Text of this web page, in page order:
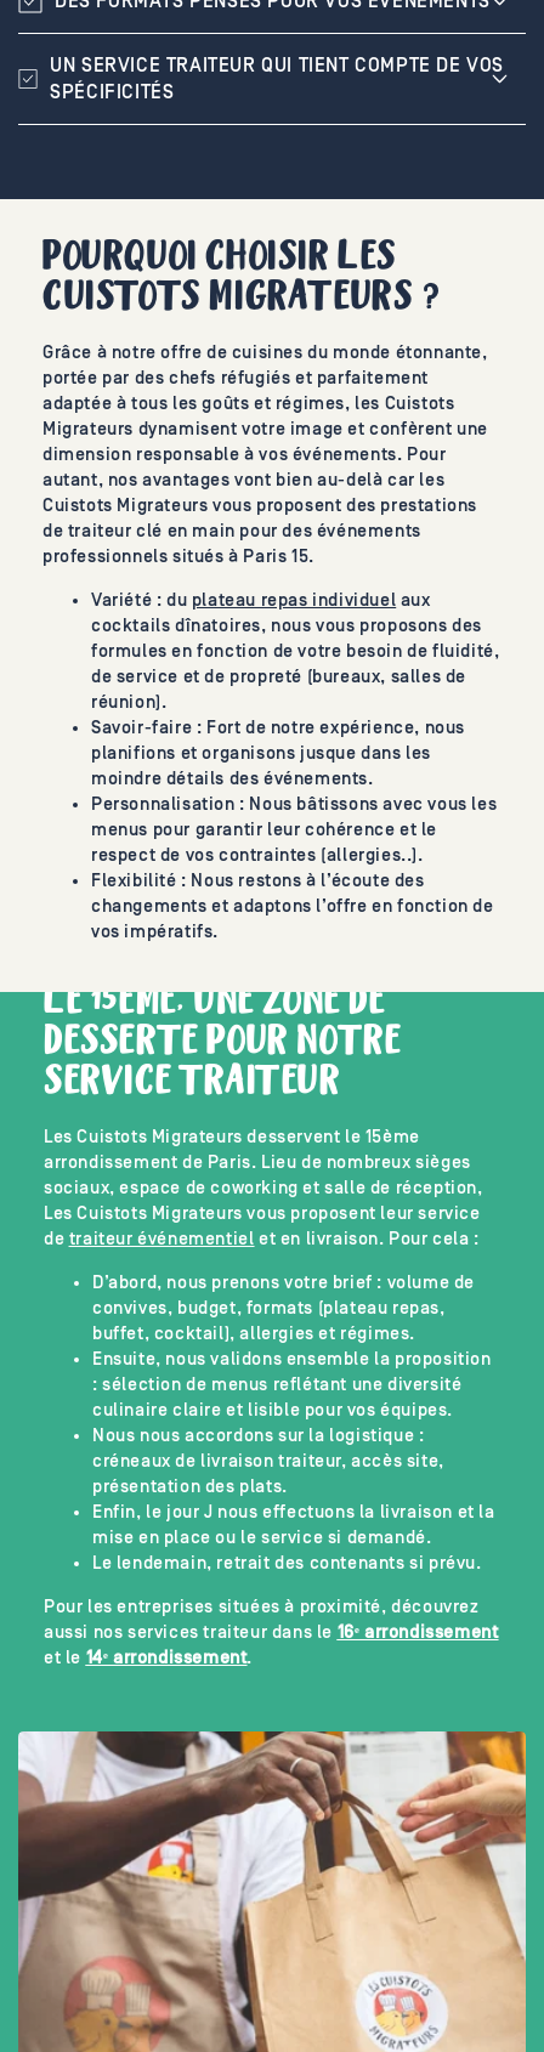
UN SERVICE TRAITEUR QUI TIENT COMPTE DE VOS
SPÉCIFICITÉS
POURQUOI CHOISIR LES
CUISTOTS MIGRATEURS ?
Grâce à notre offre de cuisines du monde étonnante,
portée par des chefs réfugiés et parfaitement
adaptée à tous les goûts et régimes, les Cuistots
Migrateurs dynamisent votre image et confèrent une
dimension responsable à vos événements. Pour
autant, nos avantages vont bien au-delà car les
Cuistots Migrateurs vous proposent des prestations
de traiteur clé en main pour des événements
professionnels situés à Paris 15.
Variété : du plateau repas individuel aux
cocktails dînatoires, nous vous proposons des
formules en fonction de votre besoin de fluidité,
de service et de propreté (bureaux, salles de
réunion).
Savoir-faire : Fort de notre expérience, nous
planifions et organisons jusque dans les
moindre détails des événements.
Personnalisation : Nous bâtissons avec vous les
menus pour garantir leur cohérence et le
respect de vos contraintes (allergies..).
Flexibilité : Nous restons à l’écoute des
changements et adaptons l’offre en fonction de
vos impératifs.
LE 15ÈME, UNE ZONE DE
DESSERTE POUR NOTRE
SERVICE TRAITEUR
Les Cuistots Migrateurs desservent le 15ème
arrondissement de Paris. Lieu de nombreux sièges
sociaux, espace de coworking et salle de réception,
Les Cuistots Migrateurs vous proposent leur service
de traiteur événementiel et en livraison. Pour cela :
D’abord, nous prenons votre brief : volume de
convives, budget, formats (plateau repas,
buffet, cocktail), allergies et régimes.
Ensuite, nous validons ensemble la proposition
: sélection de menus reflétant une diversité
culinaire claire et lisible pour vos équipes.
Nous nous accordons sur la logistique :
créneaux de livraison traiteur, accès site,
présentation des plats.
Enfin, le jour J nous effectuons la livraison et la
mise en place ou le service si demandé.
Le lendemain, retrait des contenants si prévu.
Pour les entreprises situées à proximité, découvrez
aussi nos services traiteur dans le 16ᵉ arrondissement
et le 14ᵉ arrondissement.